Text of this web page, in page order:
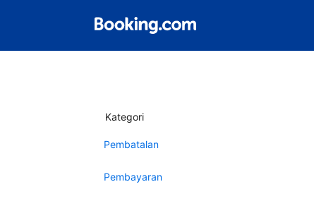
Kategori
Pembatalan
Pembayaran